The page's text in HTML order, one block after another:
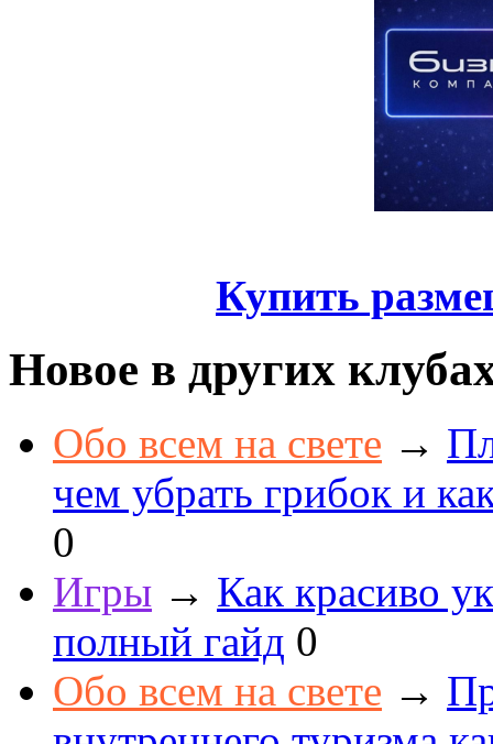
Купить
Новое в других
Обо всем на свете →
чем убрать грибок и
0
Игры → Как красиво
полный гайд 0
Обо всем на свете →